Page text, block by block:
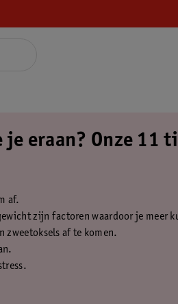
eraan? Onze 11
af.
zijn factoren waardoor je meer
zweetoksels af te komen.